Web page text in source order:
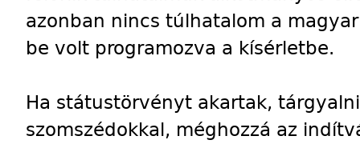
azonban nincs túlhatalom a
be volt programozva a kísérletbe.
Ha státustörvényt akartak,
szomszédokkal, méghozzá az